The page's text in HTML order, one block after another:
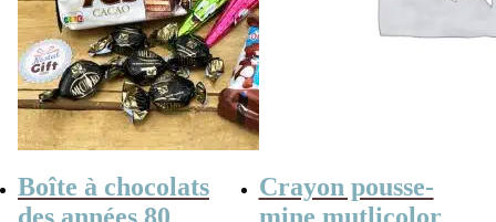
Boîte à chocolats
Crayon pousse-